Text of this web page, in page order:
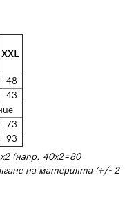
XXL
48
43
73
93
(напр. 40х2=80
на материята (+/- 2